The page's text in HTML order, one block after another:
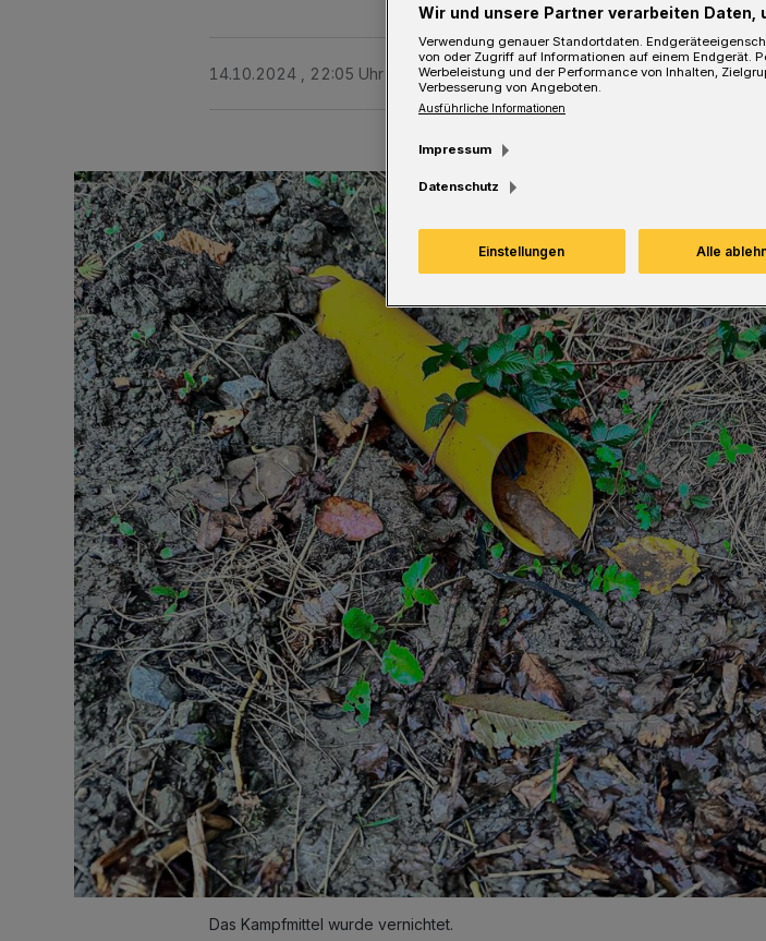
14.10.2024 , 22:05 Uhr Eine Minute Lesezeit
Das Kampfmittel wurde vernichtet.
Wir und unsere Partner verarbeiten Daten,
Verwendung genauer Standortdaten.
von oder Zugriff auf Informationen auf einem Endgerät.
Werbeleistung und der Performance von Inhalten,
Verbesserung von Angeboten.
Ausführliche Informationen
Impressum
Datenschutz
Einstellungen Alle